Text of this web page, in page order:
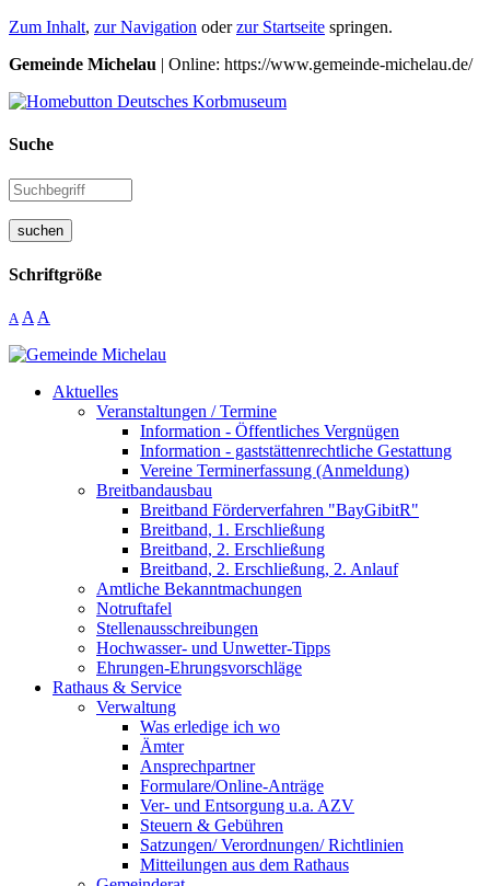
Zum Inhalt, zur Navigation oderzur Startseite springen.
Gemeinde Michelau | Online: https://www.gemeinde-michelau.de/
Suche
suchen
Schriftgröße
A A A
Aktuelles
Veranstaltungen / Termine
Information - Öffentliches Vergnügen
Information - gaststättenrechtliche Gestattung
Vereine Terminerfassung (Anmeldung)
Breitbandausbau
Breitband Förderverfahren "BayGibitR"
Breitband, 1. Erschließung
Breitband, 2. Erschließung
Breitband, 2. Erschließung, 2. Anlauf
Amtliche Bekanntmachungen
Notruftafel
Stellenausschreibungen
Hochwasser- und Unwetter-Tipps
Ehrungen-Ehrungsvorschläge
Rathaus & Service
Verwaltung
Was erledige ich wo
Ämter
Ansprechpartner
Formulare/Online-Anträge
Ver- und Entsorgung u.a. AZV
Steuern & Gebühren
Satzungen/ Verordnungen/ Richtlinien
Mitteilungen aus dem Rathaus